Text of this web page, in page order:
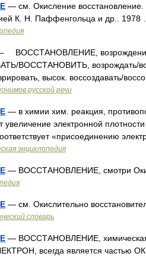
— см. Окисление восстановление.
К. Н. Паффенгольца и др.. 1978 …
ВОССТАНОВЛЕНИЕ, возрождение,
ВОССТАНОВИТЬ, возрождать/
высок. воссоздавать/
русской речи
— в химии хим. реакция,
увеличение электронной
«присоединению
энциклопедия
— ВОССТАНОВЛЕНИЕ, смотри
— см. Окислительно
словарь
— ВОССТАНОВЛЕНИЕ, химическая
всегда является